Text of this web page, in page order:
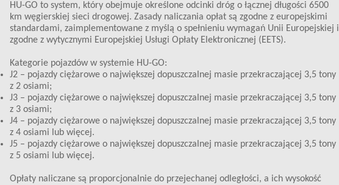
HU-GO to system, który obejmuje określone odcinki dróg o łącznej długości 6500
km węgierskiej sieci drogowej. Zasady naliczania opłat są zgodne z europejskimi
standardami, zaimplementowane z myślą o spełnieniu wymagań Unii Europejskiej i
zgodne z wytycznymi Europejskiej Usługi Opłaty Elektronicznej (EETS).
Kategorie pojazdów w systemie HU-GO:
J2 – pojazdy ciężarowe o największej dopuszczalnej masie przekraczającej 3,5 tony
z 2 osiami;
J3 – pojazdy ciężarowe o największej dopuszczalnej masie przekraczającej 3,5 tony
z 3 osiami;
J4 – pojazdy ciężarowe o największej dopuszczalnej masie przekraczającej 3,5 tony
z 4 osiami lub więcej.
J5 – pojazdy ciężarowe o największej dopuszczalnej masie przekraczającej 3,5 tony
z 5 osiami lub więcej.
Opłaty naliczane są proporcjonalnie do przejechanej odległości, a ich wysokość